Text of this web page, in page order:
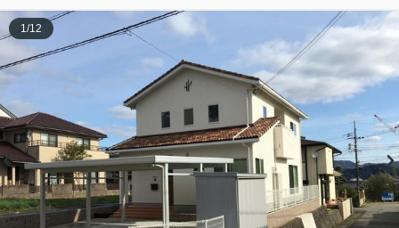
1/12